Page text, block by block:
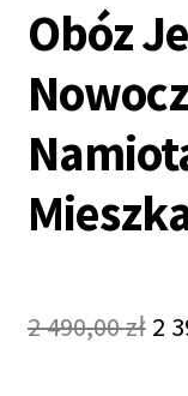
Rezerwacja Jazd
Jazdy Klubu
Obóz
2 490,00zł 2